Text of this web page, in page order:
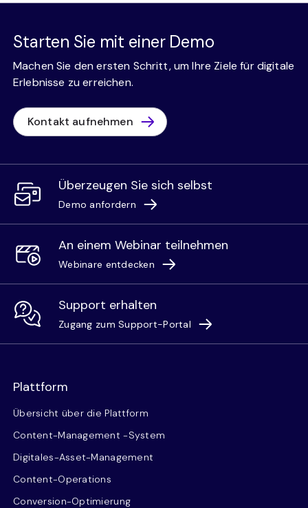
Starten Sie mit einer Demo
Machen Sie den ersten Schritt, um Ihre Ziele für digitale
Erlebnisse zu erreichen.
Kontakt aufnehmen
Überzeugen Sie sich selbst
Demo anfordern
An einem Webinar teilnehmen
Webinare entdecken
Support erhalten
Zugang zum Support-Portal
Plattform
Übersicht über die Plattform
Content-Management -System
Digitales-Asset-Management
Content-Operations
Conversion-Optimierung